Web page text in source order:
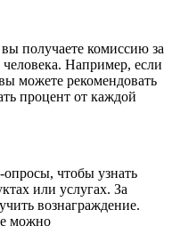
получаете комиссию за
Например, если
можете рекомендовать
процент от каждой
чтобы узнать
или услугах. За
вознаграждение.
можно